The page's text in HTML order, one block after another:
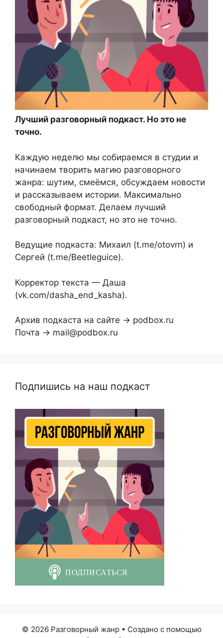
Лучший разговорный подкаст. Но это не
точно.
Каждую неделю мы собираемся в студии и
начинаем творить магию разговорного
жанра: шутим, смеёмся, обсуждаем новости
и рассказываем истории. Максимально
свободный формат. Делаем лучший
разговорный подкаст, но это не точно.
Ведущие подкаста: Михаил (t.me/otovrn) и
Сергей (t.me/Beetleguice).
Корректор текста — Даша
(vk.com/dasha_end_kasha).
Архив подкаста на сайте → podbox.ru
Почта → mail@podbox.ru
Подпишись на наш подкаст
© 2026 Разговорный жанр• Создано с помощью